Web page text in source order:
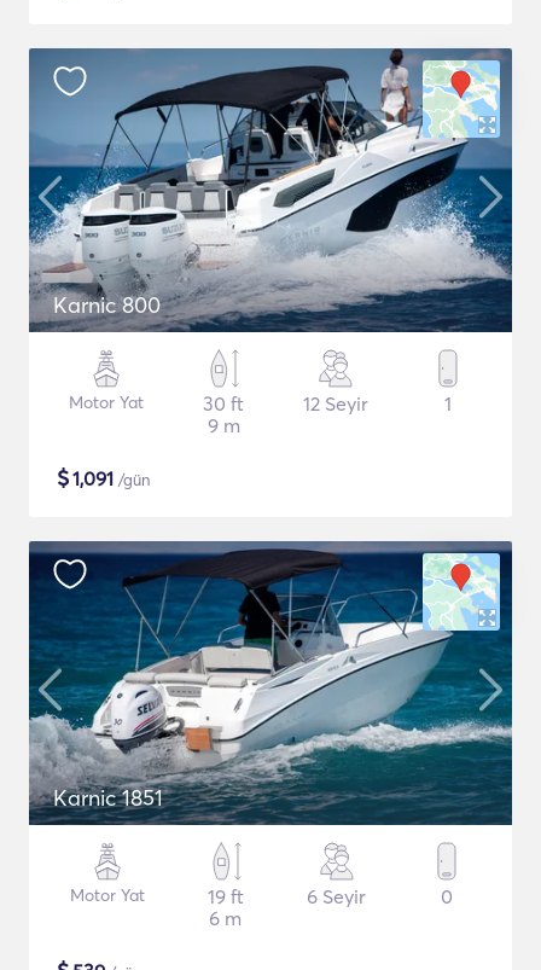
Karnic 800
Motor Yat
30 ft
9 m
12 Seyir 1
$1,091 /gün
Karnic 1851
Motor Yat
19 ft
6 m
6 Seyir 0